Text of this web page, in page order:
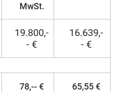
MwSt.
19.800,-
- €
16.639,-
- €
78,-- € 65,55 €